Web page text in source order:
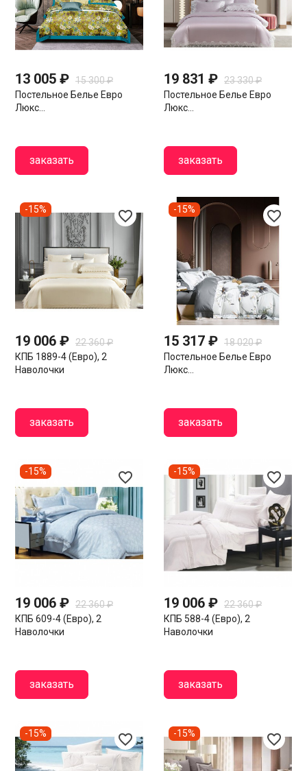
13 005 ₽ 15 300 ₽
Постельное Белье Евро
Люкс...
заказать
19 831 ₽ 23 330 ₽
Постельное Белье Евро
Люкс...
заказать
favorite_border
19 006 ₽ 22 360 ₽
КПБ 1889-4 (евро), 2
Наволочки
заказать
-15% favorite_border
15 317 ₽ 18 020 ₽
Постельное Белье Евро
Люкс...
заказать
-15%
favorite_border
19 006 ₽ 22 360 ₽
КПБ 609-4 (евро), 2
Наволочки
заказать
-15% favorite_border
19 006 ₽ 22 360 ₽
КПБ 588-4 (евро), 2
Наволочки
заказать
-15%
favorite_border
-15% favorite_border
-15%